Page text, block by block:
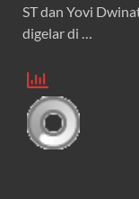
ST dan Yovi
digelar di …